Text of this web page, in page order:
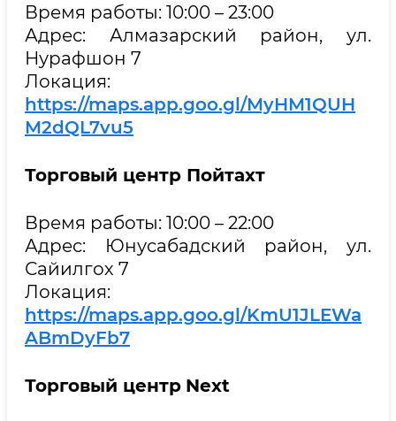
Время работы: 10:00 – 23:00
Адрес: Алмазарский район, ул.
Нурафшон 7
Локация:
https://maps.app.goo.gl/MyHM1QUH
M2dQL7vu5
Торговый центр Пойтахт
Время работы: 10:00 – 22:00
Адрес: Юнусабадский район, ул.
Сайилгох 7
Локация:
https://maps.app.goo.gl/KmU1JLEWa
ABmDyFb7
Торговый центр Next